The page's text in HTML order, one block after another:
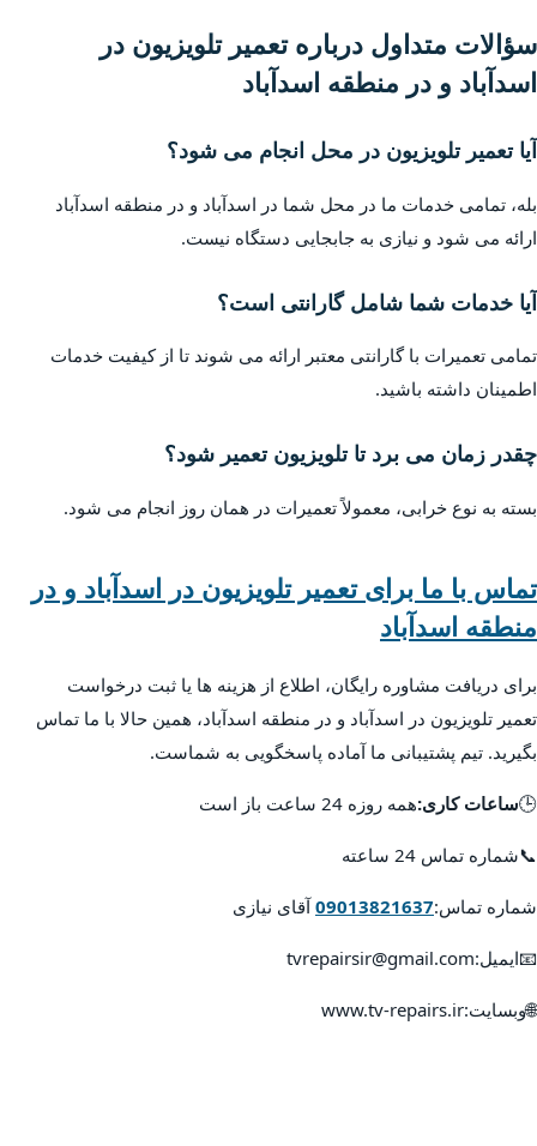
سؤالات متداول درباره تعمیر تلویزیون در
اسدآباد و در منطقه اسدآباد
آیا تعمیر تلویزیون در محل انجام می شود؟
بله، تمامی خدمات ما در محل شما در اسدآباد و در منطقه اسدآباد
ارائه می شود و نیازی به جابجایی دستگاه نیست.
آیا خدمات شما شامل گارانتی است؟
تمامی تعمیرات با گارانتی معتبر ارائه می شوند تا از کیفیت خدمات
اطمینان داشته باشید.
چقدر زمان می برد تا تلویزیون تعمیر شود؟
بسته به نوع خرابی، معمولاً تعمیرات در همان روز انجام می شود.
تماس با ما برای تعمیر تلویزیون در اسدآباد و در
منطقه اسدآباد
برای دریافت مشاوره رایگان، اطلاع از هزینه ها یا ثبت درخواست
تعمیر تلویزیون در اسدآباد و در منطقه اسدآباد، همین حالا با ما تماس
بگیرید. تیم پشتیبانی ما آماده پاسخگویی به شماست.
🕒ساعات کاری:همه روزه 24 ساعت باز است
📞شماره تماس 24 ساعته
شماره تماس:09013821637آقای نیازی
📧ایمیل:tvrepairsir@gmail.com
🌐وبسایت:www.tv-repairs.ir